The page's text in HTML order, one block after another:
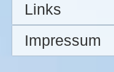
Links
Impressum